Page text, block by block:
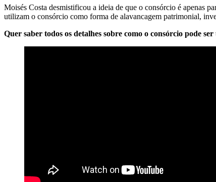
Moisés Costa desmistificou a ideia de que o consórcio é apenas
utilizam o consórcio como forma de alavancagem patrimonial,
Quer saber todos os detalhes sobre como o consórcio pode